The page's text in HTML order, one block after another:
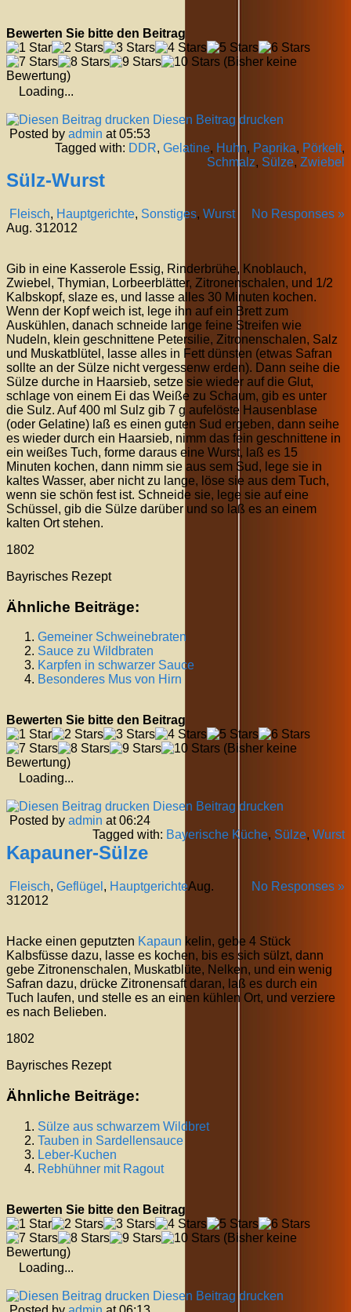
Bewerten Sie bitte den Beitrag
(Bisher keine
Bewertung)
Loading...
Diesen Beitrag drucken
Posted by admin at 05:53
Tagged with: DDR, Gelatine, Huhn, Paprika, Pörkelt,
Schmalz, Sülze, Zwiebel
Sülz-Wurst
Fleisch, Hauptgerichte, Sonstiges, Wurst
No Responses »
Aug. 312012
Gib in eine Kasserole Essig, Rinderbrühe, Knoblauch,
Zwiebel, Thymian, Lorbeerblätter, Zitronenschalen, und 1/2
Kalbskopf, slaze es, und lasse alles 30 Minuten kochen.
Wenn der Kopf weich ist, lege ihn auf ein Brett zum
Auskühlen, danach schneide lange feine Streifen wie
Nudeln, klein geschnittene Petersilie, Zitronenschalen, Salz
und Muskatblütel, lasse alles in Fett dünsten (etwas Safran
sollte an der Sülze nicht vergessenw erden). Dann seihe die
Sülze durche in Haarsieb, setze sie wieder auf die Glut,
schlage von einem Ei das Weiße zu Schaum, gib es unter
die Sulz. Auf 400 ml Sulz gib 7 g aufelöste Hausenblase
(oder Gelatine) laß es einen guten Sud ergeben, dann seihe
es wieder durch ein Haarsieb, nimm das fein geschnittene in
ein weißes Tuch, forme daraus eine Wurst, laß es 15
Minuten kochen, dann nimm sie aus sem Sud, lege sie in
kaltes Wasser, aber nicht zu lange, löse sie aus dem Tuch,
wenn sie schön fest ist. Schneide sie, lege sie auf eine
Schüssel, gib die Sülze darüber und so laß es an einem
kalten Ort stehen.
1802
Bayrisches Rezept
Ähnliche Beiträge:
Gemeiner Schweinebraten
Sauce zu Wildbraten
Karpfen in schwarzer Sauce
Besonderes Mus von Hirn
Bewerten Sie bitte den Beitrag
(Bisher keine
Bewertung)
Loading...
Diesen Beitrag drucken
Posted by admin at 06:24
Tagged with: Bayerische Küche, Sülze, Wurst
Kapauner-Sülze
Fleisch, Geflügel , Hauptgerichte No Responses »
Aug.
312012
Hacke einen geputzten Kapaun kelin, gebe 4 Stück
Kalbsfüsse dazu, lasse es kochen, bis es sich sülzt, dann
gebe Zitronenschalen, Muskatblüte, Nelken, und ein wenig
Safran dazu, drücke Zitronensaft daran, laß es durch ein
Tuch laufen, und stelle es an einen kühlen Ort, und verziere
es nach Belieben.
1802
Bayrisches Rezept
Ähnliche Beiträge:
Sülze aus schwarzem Wildbret
Tauben in Sardellensauce
Leber-Kuchen
Rebhühner mit Ragout
Bewerten Sie bitte den Beitrag
(Bisher keine
Bewertung)
Loading...
Diesen Beitrag drucken